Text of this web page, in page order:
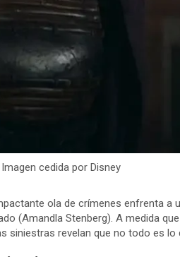
cedida por Disney
ola de crímenes enfrenta a
(Amandla Stenberg). A medida
siniestras revelan que no todo es lo